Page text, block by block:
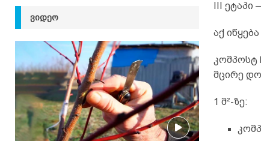
III
აქ
კომპოსტ
მცირე
1 მ²-ზე:
ᲕᲘᲓᲔᲝ